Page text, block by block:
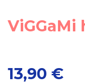
ViGGaMi
13,90 €